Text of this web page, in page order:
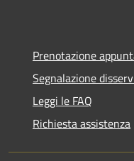
Prenotazione
Segnalazione
Leggi le FAQ
Richiesta assistenza